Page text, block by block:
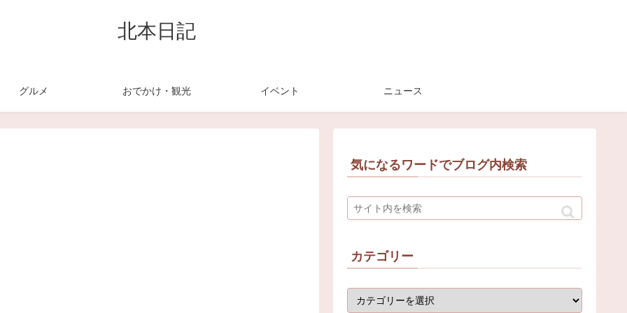
北本日記
グルメ おでかけ・観光 イベント ニュース
気になるワードでブログ内検索
カテゴリー